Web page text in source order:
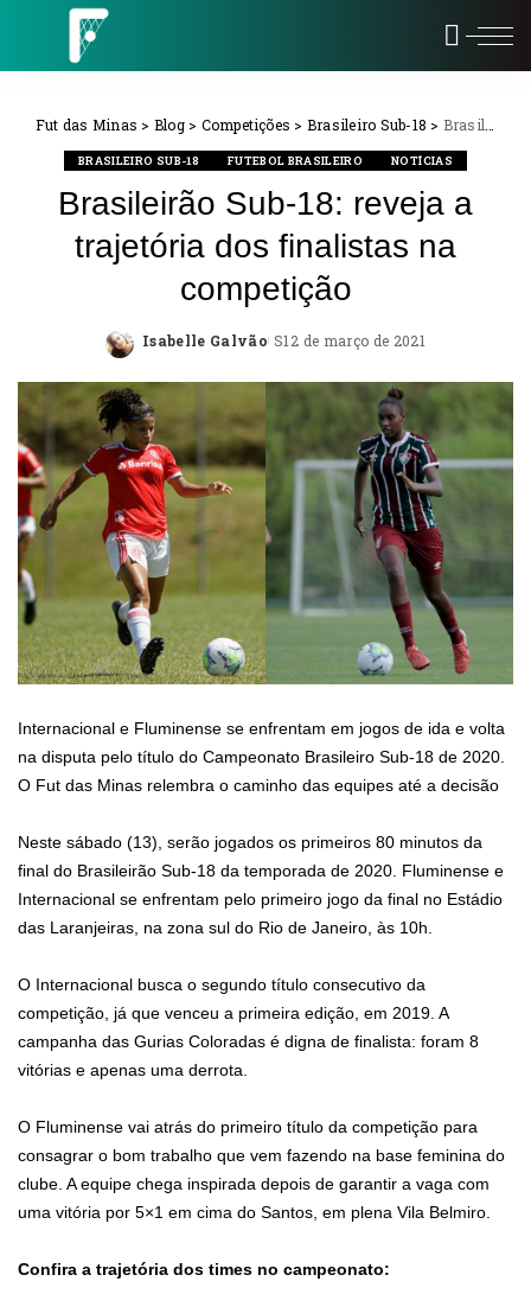
Fut das Minas > Blog> Competições > Brasileiro Sub-18 > Brasileirão Sub-18: reveja a trajetória dos finalistas na competição
BRASILEIRO SUB-18 FUTEBOL BRASILEIRO NOTÍCIAS
Brasileirão Sub-18: reveja a
trajetória dos finalistas na
competição
Posted
Isabelle Galvão 12 de março de 2021
Internacional e Fluminense se enfrentam em jogos de ida e volta
na disputa pelo título do Campeonato Brasileiro Sub-18 de 2020.
O Fut das Minas relembra o caminho das equipes até a decisão
Neste sábado (13), serão jogados os primeiros 80 minutos da
final do Brasileirão Sub-18 da temporada de 2020. Fluminense e
Internacional se enfrentam pelo primeiro jogo da final no Estádio
das Laranjeiras, na zona sul do Rio de Janeiro, às 10h.
O Internacional busca o segundo título consecutivo da
competição, já que venceu a primeira edição, em 2019. A
campanha das Gurias Coloradas é digna de finalista: foram 8
vitórias e apenas uma derrota.
O Fluminense vai atrás do primeiro título da competição para
consagrar o bom trabalho que vem fazendo na base feminina do
clube. A equipe chega inspirada depois de garantir a vaga com
uma vitória por 5×1 em cima do Santos, em plena Vila Belmiro.
Confira a trajetória dos times no campeonato: